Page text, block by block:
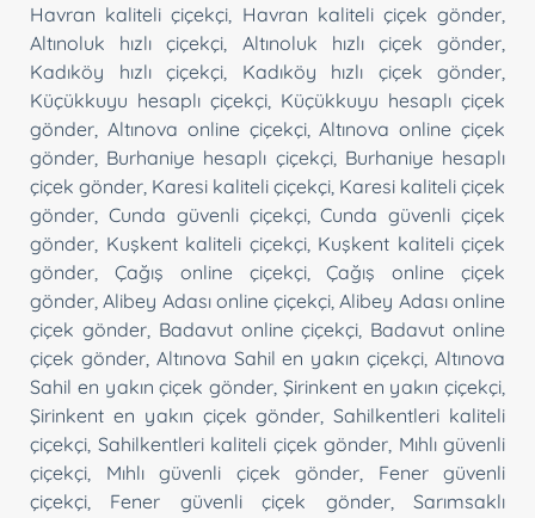
Havran kaliteli çiçekçi
Havran kaliteli çiçek gönder
Altınoluk hızlı çiçekçi
Altınoluk hızlı çiçek gönder
Kadıköy hızlı çiçekçi
Kadıköy hızlı çiçek gönder
Küçükkuyu hesaplı çiçekçi Küçükkuyu hesaplı çiçek
gönder Altınova online çiçekçi,Altınova online çiçek
gönder Burhaniye hesaplı çiçekçi, Burhaniye hesaplı
çiçek gönder Karesi kaliteli çiçekçi Karesi kaliteli çiçek
gönder Cunda güvenli çiçekçi,Cunda güvenli çiçek
gönder Kuşkent kaliteli çiçekçi, Kuşkent kaliteli çiçek
gönder
Çağış online çiçekçi,Çağış online çiçek
gönder ,Alibey Adası online çiçekçi ,Alibey Adası online
çiçek gönder, Badavut online çiçekçi Badavut online
çiçek gönder, Altınova Sahil en yakın çiçekçi ,Altınova
Sahil en yakın çiçek gönder Şirinkent en yakın çiçekçi
Şirinkent en yakın çiçek gönder ,Sahilkentleri kaliteli
çiçekçi Sahilkentleri kaliteli çiçek gönder Mıhlı güvenli
çiçekçi
Mıhlı güvenli çiçek gönder
Fener güvenli
çiçekçi
Fener güvenli çiçek gönder,Sarımsaklı